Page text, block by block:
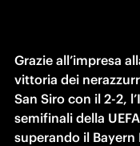
Grazie all’impresa
vittoria dei
San Siro con il 2-2,
semifinali della
superando il